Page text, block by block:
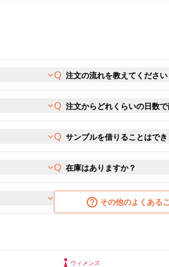
注文の流れを教えてください
注文からどれくらいの日数
サンプルを借りることはでき
在庫はありますか？
その他のよくある
ウィメンズ